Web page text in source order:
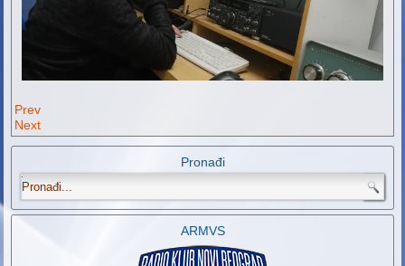
Prev
Next
Pronađi
.
ARMVS